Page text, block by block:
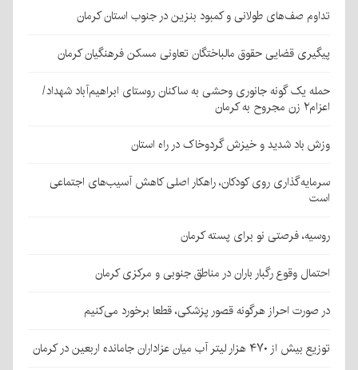
تداوم صف‌های طولانی و کمبود بنزین در جنوب استان کرمان
پیگیری قضایی حقوق مالباختگان تعاونی مسکن فرهنگیان کرمان
حمله یک گونه جانوری وحشی به ساکنان روستای ابراهیم‌آباد شهداد/
اعزام۲ زن مجروح به کرمان
وزش باد شدید و خیزش گردوخاک در راه استان
سرمایه‌گذاری روی کودکان، راهکار اصلی کاهش آسیب‌های اجتماعی
است
روسیه، فرصتی نو برای پسته کرمان
احتمال وقوع رگبار باران در مناطق جنوبی و مرکزی کرمان
در صورت احراز هرگونه قصور پزشکی، قطعا برخورد می‌کنیم
توزیع بیش از ۴۷۰ هزار لیتر آب میان عزاداران جامانده اربعین در کرمان